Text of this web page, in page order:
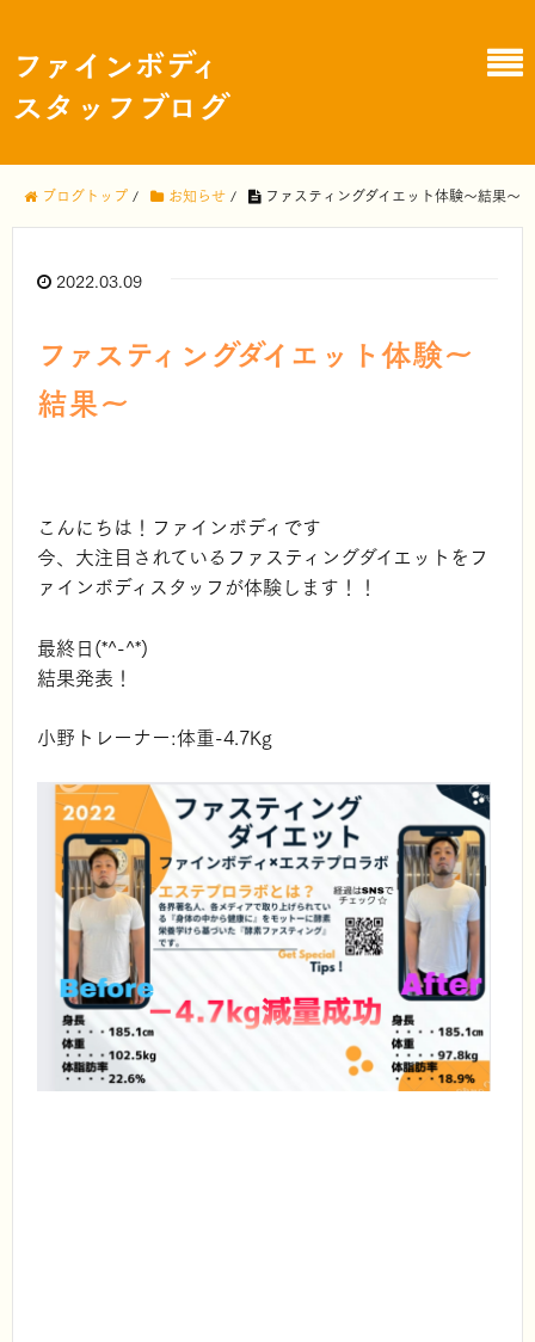
ファインボディ
スタッフブログ
ブログトップ / お知らせ / ファスティングダイエット体験～結果～
2022.03.09
ファスティングダイエット体験～
結果～
こんにちは！ファインボディです
今、大注目されているファスティングダイエットをフ
ァインボディスタッフが体験します！！
最終日(*^-^*)
結果発表！
小野トレーナー:体重-4.7Kg